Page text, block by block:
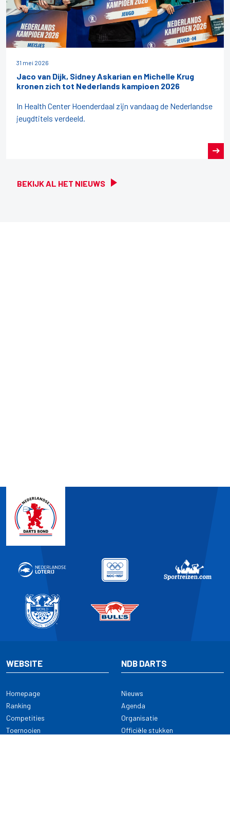
BEKIJK AL HET NIEUWS
31 mei 2026
Jaco van Dijk, Sidney Askarian en Michelle Krug
kronen zich tot Nederlands kampioen 2026
In Health Center Hoenderdaal zijn vandaag de Nederlandse
jeugdtitels verdeeld.
WEBSITE
Homepage
Ranking
Competities
Toernooien
NDB DARTS
Nieuws
Agenda
Organisatie
Officiële stukken